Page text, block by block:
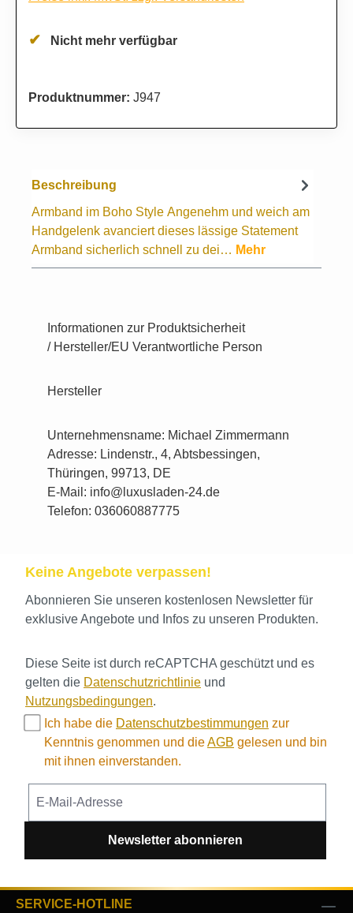
Nicht mehr verfügbar
Produktnummer: J947
Beschreibung
Armband im Boho Style Angenehm und weich am
Handgelenk avanciert dieses lässige Statement
Armband sicherlich schnell zu dei… Mehr
Informationen zur Produktsicherheit
/ Hersteller/EU Verantwortliche Person
Hersteller
Unternehmensname: Michael Zimmermann
Adresse: Lindenstr., 4, Abtsbessingen,
Thüringen, 99713, DE
E-Mail: info@luxusladen-24.de
Telefon: 036060887775
Keine Angebote verpassen!
Abonnieren Sie unseren kostenlosen Newsletter für
exklusive Angebote und Infos zu unseren Produkten.
Diese Seite ist durch reCAPTCHA geschützt und es
gelten die Datenschutzrichtlinie und
Nutzungsbedingungen.
Ich habe die Datenschutzbestimmungen zur
Kenntnis genommen und dieAGB gelesen und bin
mit ihnen einverstanden.
Newsletter abonnieren
SERVICE-HOTLINE